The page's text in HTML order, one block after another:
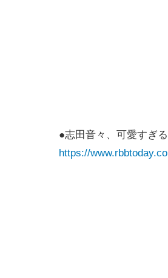
●志田音々、可愛すぎ
https://